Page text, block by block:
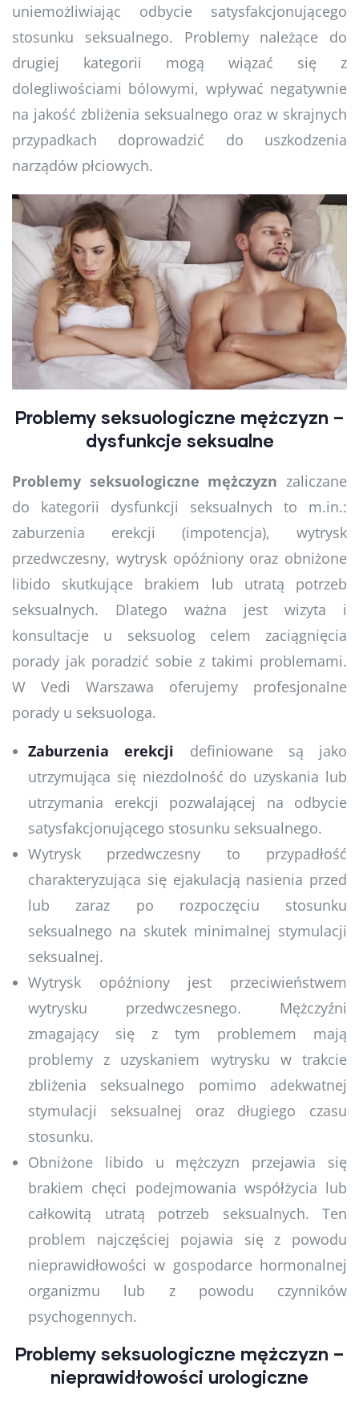
uniemożliwiając odbycie satysfakcjonującego
stosunku seksualnego. Problemy należące do
drugiej kategorii mogą wiązać się z
dolegliwościami bólowymi, wpływać negatywnie
na jakość zbliżenia seksualnego oraz w skrajnych
przypadkach doprowadzić do uszkodzenia
narządów płciowych.
Problemy seksuologiczne mężczyzn –
dysfunkcje seksualne
Problemy seksuologiczne mężczyzn zaliczane
do kategorii dysfunkcji seksualnych to m.in.:
zaburzenia erekcji (impotencja), wytrysk
przedwczesny, wytrysk opóźniony oraz obniżone
libido skutkujące brakiem lub utratą potrzeb
seksualnych. Dlatego ważna jest wizyta i
konsultacje u seksuolog celem zaciągnięcia
porady jak poradzić sobie z takimi problemami.
W Vedi Warszawa oferujemy profesjonalne
porady u seksuologa.
Zaburzenia erekcji definiowane są jako
utrzymująca się niezdolność do uzyskania lub
utrzymania erekcji pozwalającej na odbycie
satysfakcjonującego stosunku seksualnego.
Wytrysk przedwczesny to przypadłość
charakteryzująca się ejakulacją nasienia przed
lub zaraz po rozpoczęciu stosunku
seksualnego na skutek minimalnej stymulacji
seksualnej.
Wytrysk opóźniony jest przeciwieństwem
wytrysku przedwczesnego. Mężczyźni
zmagający się z tym problemem mają
problemy z uzyskaniem wytrysku w trakcie
zbliżenia seksualnego pomimo adekwatnej
stymulacji seksualnej oraz długiego czasu
stosunku.
Obniżone libido u mężczyzn przejawia się
brakiem chęci podejmowania współżycia lub
całkowitą utratą potrzeb seksualnych. Ten
problem najczęściej pojawia się z powodu
nieprawidłowości w gospodarce hormonalnej
organizmu lub z powodu czynników
psychogennych.
Problemy seksuologiczne mężczyzn –
nieprawidłowości urologiczne